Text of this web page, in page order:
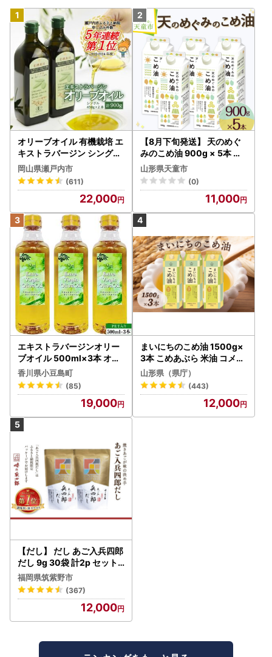
オリーブオイル 有機栽培 エ
キストラバージン シングル
2本 オリーブオイル
岡山県瀬戸内市
(611)
22,000
【8月下旬発送】 天のめぐ
みのこめ油 900g × 5本 米
油
山形県天童市
(0)
11,000
エキストラバージンオリー
ブオイル 500ml×3本 オリ
ーブオイル 食用油
香川県小豆島町
(85)
19,000
まいにちのこめ油 1500g×
3本 こめあぶら 米油 コメ油
揚げ物 炒め物 サラダ 山形
県 食用油 食用オイル 調理
油 油 食品 山形県 F2Y-173
山形県（県庁）
(443)
12,000
【だし】 だし あご入兵四郎
だし 9g 30袋 計2p セット
21760217
福岡県筑紫野市
(367)
12,000